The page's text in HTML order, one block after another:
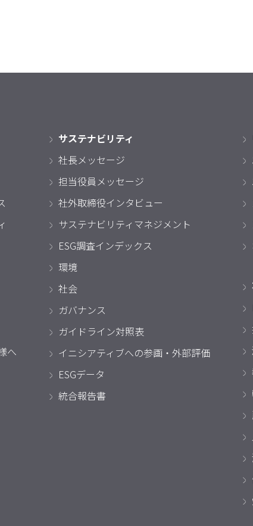
へ
サステナビリティ
社長メッセージ
担当役員メッセージ
社外取締役インタビュー
サステナビリティマネジメント
ESG調査インデックス
環境
社会
ガバナンス
ガイドライン対照表
イニシアティブへの参画・外部評価
ESGデータ
統合報告書